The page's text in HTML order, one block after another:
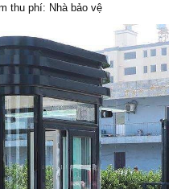
thu phí: Nhà bảo vệ